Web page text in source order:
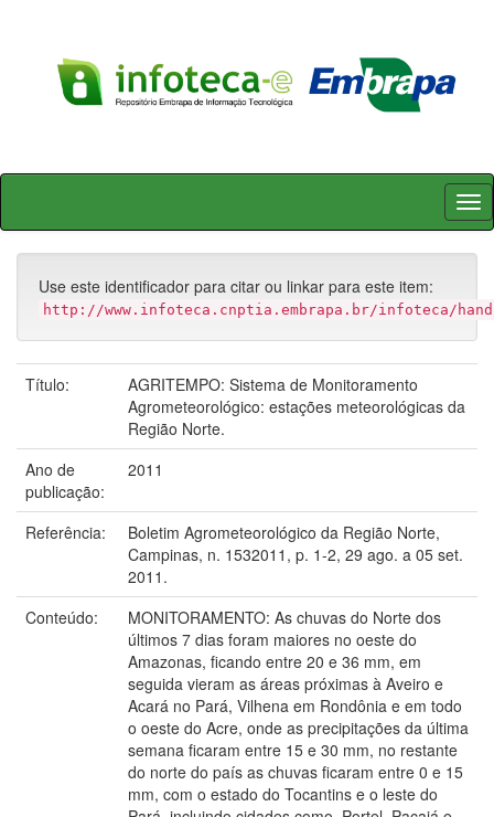
Skip
Use este identificador para citar ou linkar para este item:
http://www.infoteca.cnptia.embrapa.br/infoteca/
Título:
AGRITEMPO: Sistema de Monitoramento
Agrometeorológico: estações meteorológicas da
Região Norte.
Ano de
publicação:
2011
Referência:
Boletim Agrometeorológico da Região Norte,
Campinas, n. 1532011, p. 1-2, 29 ago. a 05 set.
2011.
Conteúdo:
MONITORAMENTO: As chuvas do Norte dos
últimos 7 dias foram maiores no oeste do
Amazonas, ficando entre 20 e 36 mm, em
seguida vieram as áreas próximas à Aveiro e
Acará no Pará, Vilhena em Rondônia e em todo
o oeste do Acre, onde as precipitações da última
semana ficaram entre 15 e 30 mm, no restante
do norte do país as chuvas ficaram entre 0 e 15
mm, com o estado do Tocantins e o leste do